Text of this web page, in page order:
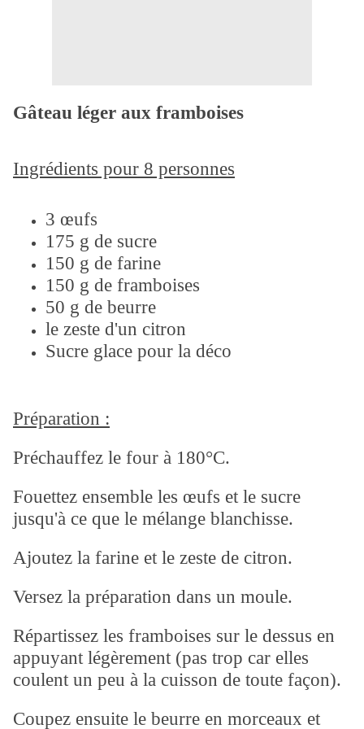
Gâteau léger aux framboises
Ingrédients pour 8 personnes
3 œufs
175 g de sucre
150 g de farine
150 g de framboises
50 g de beurre
le zeste d'un citron
Sucre glace pour la déco
Préparation :
Préchauffez le four à 180°C.
Fouettez ensemble les œufs et le sucre
jusqu'à ce que le mélange blanchisse.
Ajoutez la farine et le zeste de citron.
Versez la préparation dans un moule.
Répartissez les framboises sur le dessus en
appuyant légèrement (pas trop car elles
coulent un peu à la cuisson de toute façon).
Coupez ensuite le beurre en morceaux et